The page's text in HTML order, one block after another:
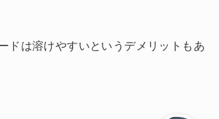
ドは溶けやすいというデメリットもあ